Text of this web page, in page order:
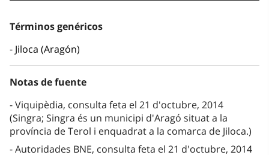
Términos genéricos
Jiloca (Aragón)
Notas de fuente
Viquipèdia, consulta feta el 21 d'octubre, 2014
(Singra; Singra és un municipi d'Aragó situat a la
província de Terol i enquadrat a la comarca de Jiloca.)
Autoridades BNE, consulta feta el 21 d'octubre, 2014